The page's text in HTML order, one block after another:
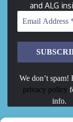
and ALG
We don’t spam!
privacy policy
info.